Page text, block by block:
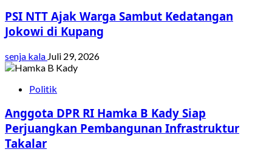
PSI NTT Ajak Warga Sambut Kedatangan
Jokowi di Kupang
senja kala Juli 29, 2026
Politik
Anggota DPR RI Hamka B Kady Siap
Perjuangkan Pembangunan Infrastruktur
Takalar